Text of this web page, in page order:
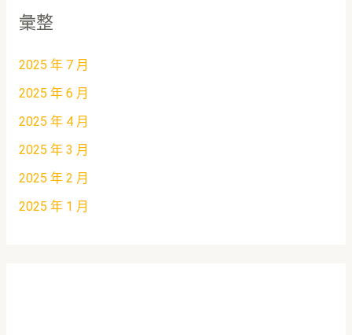
彙整
2025 年 7 月
2025 年 6 月
2025 年 4 月
2025 年 3 月
2025 年 2 月
2025 年 1 月